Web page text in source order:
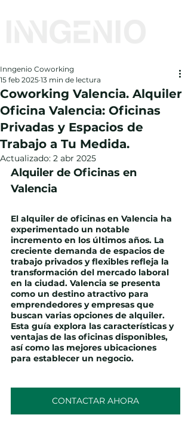
Coworking Valencia. Alquiler
Oficina Valencia: Oficinas
Privadas y Espacios de
Trabajo a Tu Medida.
Inngenio Coworking
15 feb 2025 13 min de lectura
Actualizado: 2 abr 2025
Alquiler de Oficinas en
Valencia
El alquiler de oficinas en Valencia ha
experimentado un notable
incremento en los últimos años. La
creciente demanda de espacios de
trabajo privados y flexibles refleja la
transformación del mercado laboral
en la ciudad. Valencia se presenta
como un destino atractivo para
emprendedores y empresas que
buscan varias opciones de alquiler.
Esta guía explora las características y
ventajas de las oficinas disponibles,
así como las mejores ubicaciones
para establecer un negocio.
CONTACTAR AHORA